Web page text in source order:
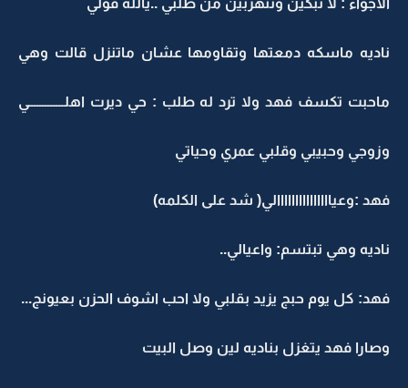
الاجواء : لا تبكين وتتهربين من طلبي ..يالله قولي
ناديه ماسكه دمعتها وتقاومها عشان ماتنزل قالت وهي
ماحبت تكسف فهد ولا ترد له طلب : حي ديرت اهلـــــــــــــي
وزوجي وحبيبي وقلبي عمري وحياتي
فهد :وعيااااااااااااااالي( شد على الكلمه)
ناديه وهي تبتسم: واعيالي..
فهد: كل يوم حبج يزيد بقلبي ولا احب اشوف الحزن بعيونج...
وصارا فهد يتغزل بناديه لين وصل البيت